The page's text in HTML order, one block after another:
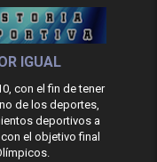
IGUAL
con el fin de tener
de los deportes,
deportivos a
el objetivo final